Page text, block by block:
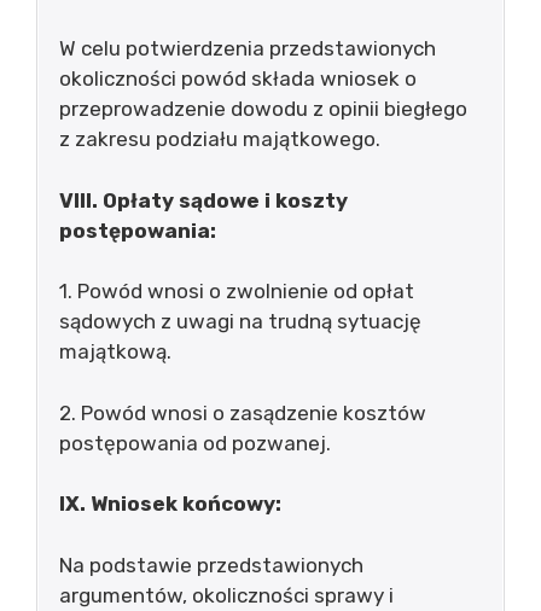
W celu potwierdzenia przedstawionych
okoliczności powód składa wniosek o
przeprowadzenie dowodu z opinii biegłego
z zakresu podziału majątkowego.
VIII. Opłaty sądowe i koszty
postępowania:
1. Powód wnosi o zwolnienie od opłat
sądowych z uwagi na trudną sytuację
majątkową.
2. Powód wnosi o zasądzenie kosztów
postępowania od pozwanej.
IX. Wniosek końcowy:
Na podstawie przedstawionych
argumentów, okoliczności sprawy i